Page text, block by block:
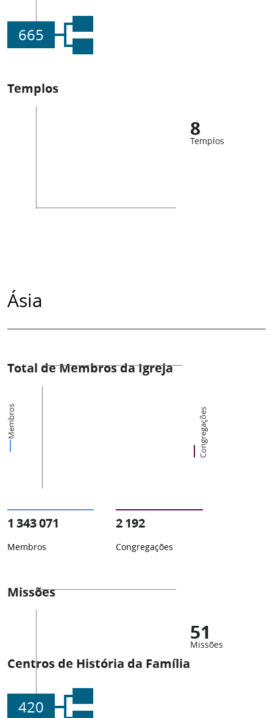
665
Templos
8
Templos
Ásia
Total de Membros da Igreja
Membros Congregações
1 343 071
Membros
2 192
Congregações
Missões
51
Missões
Centros de História da Família
420